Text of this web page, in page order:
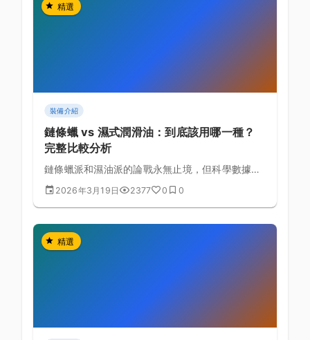
精選
裝備介紹
鏈條蠟 vs 濕式潤滑油：到底該用哪一種？
完整比較分析
鏈條蠟派和濕油派的論戰永無止境，但科學數據告
訴我們真正的差別在哪裡。
2026年3月19日 2377 0 0
精選